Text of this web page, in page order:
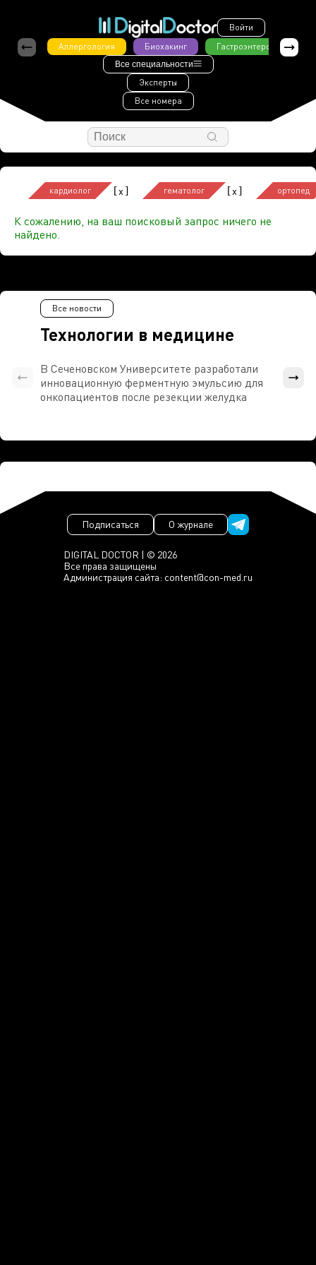
Войти
Аллергология
Биохакинг Гастроэнтерология
Все специальности
Эксперты
Все номера
кардиолог [x] гематолог [x] ортопед
К сожалению, на ваш поисковый запрос ничего не
найдено.
Технологии в медицине
Все новости
В Сеченовском Университете разработали
инновационную ферментную эмульсию для
онкопациентов после резекции желудка
DIGITAL DOCTOR | © 2026
Все права защищены
Администрация сайта: content@con-med.ru
Подписаться О журнале